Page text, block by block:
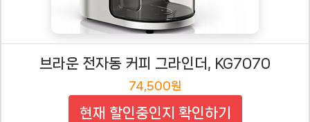
브라운 전자동 커피 그라인더, KG7070
74,500원
현재 할인중인지 확인하기